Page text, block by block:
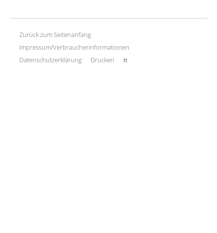
Zurück zum Seitenanfang
Impressum/Verbraucherinformationen
Datenschutzerklärung
Drucken π